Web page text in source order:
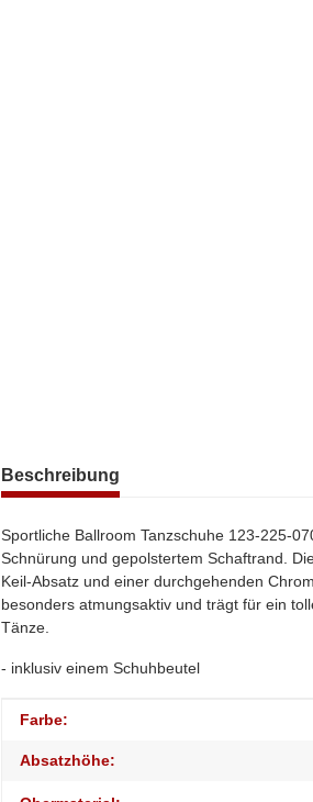
Beschreibung
Sportliche Ballroom Tanzschuhe 123-225-
Schnürung und gepolstertem Schaftrand.
Keil-Absatz und einer durchgehenden
besonders atmungsaktiv und trägt für ein
Tänze.
- inklusiv einem Schuhbeutel
Produkteigenschaft
Wert
Farbe:
Absatzhöhe: